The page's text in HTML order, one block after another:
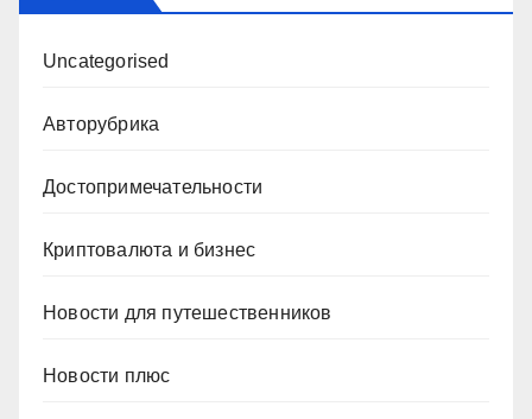
Uncategorised
Авторубрика
Достопримечательности
Криптовалюта и бизнес
Новости для путешественников
Новости плюс